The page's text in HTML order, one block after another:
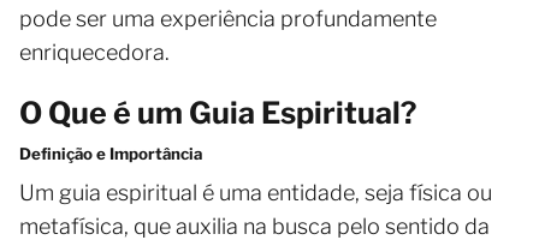
pode ser uma experiência profundamente
enriquecedora.
O Que é um Guia Espiritual?
Definição e Importância
Um guia espiritual é uma entidade, seja física ou
metafísica, que auxilia na busca pelo sentido da